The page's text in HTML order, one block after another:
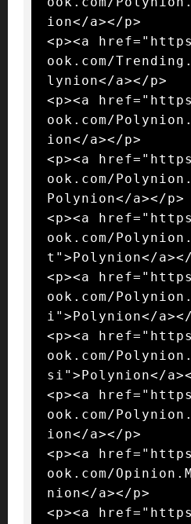
ion</a></p>
<p><a
ook.com/
lynion</a></p>
<p><a
ook.com/
ion</a></p>
<p><a
ook.com/
Polynion</a></p>
<p><a
ook.com/
t">Polynion</
<p><a
ook.com/
i">Polynion</
<p><a
ook.com/
si">Polynion</
<p><a
ook.com/
ion</a></p>
<p><a
ook.com/
nion</a></p>
<p><a